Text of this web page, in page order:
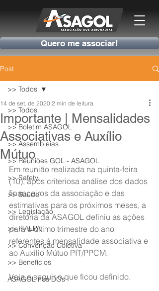
Quero me associar!
Post
>> Todos
>> Boletim ASAGOL
>> Assembleias
>> Reuniões GOL - ASAGOL
>> Safety
>> Saúde
>> Legislação
>> IFALPA
>> Convenção Coletiva
>> Benefícios
ASAGOL nos DOs
>> Todos
Importante | Mensalidades
Associativas e Auxílio
Mútuo
14 de set. de 2020 2 min de leitura
Em reunião realizada na quinta-feira
(10), após criteriosa análise dos dados
financeiros da associação e das
estimativas para os próximos meses, a
diretoria da ASAGOL definiu as ações
para o último trimestre do ano
referentes à mensalidade associativa e
ao Auxílio Mútuo PIT/PPCM.
Veja a seguir o que ficou definido.